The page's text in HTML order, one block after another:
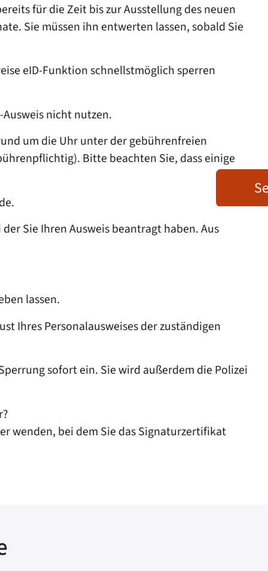
für die Zeit bis zur Ausstellung des neuen
. Sie müssen ihn entwerten lassen, sobald Sie
eID-Funktionschnellstmöglich sperren
nicht nutzen.
um die Uhr unter der gebührenfreien
Bitte beachten Sie, dass einige
Sie Ihren Ausweis beantragt haben. Aus
lassen.
Ihres Personalausweises der zuständigen
sofort ein. Sie wird außerdem die Polizei
wenden, bei dem Sie das Signaturzertifikat